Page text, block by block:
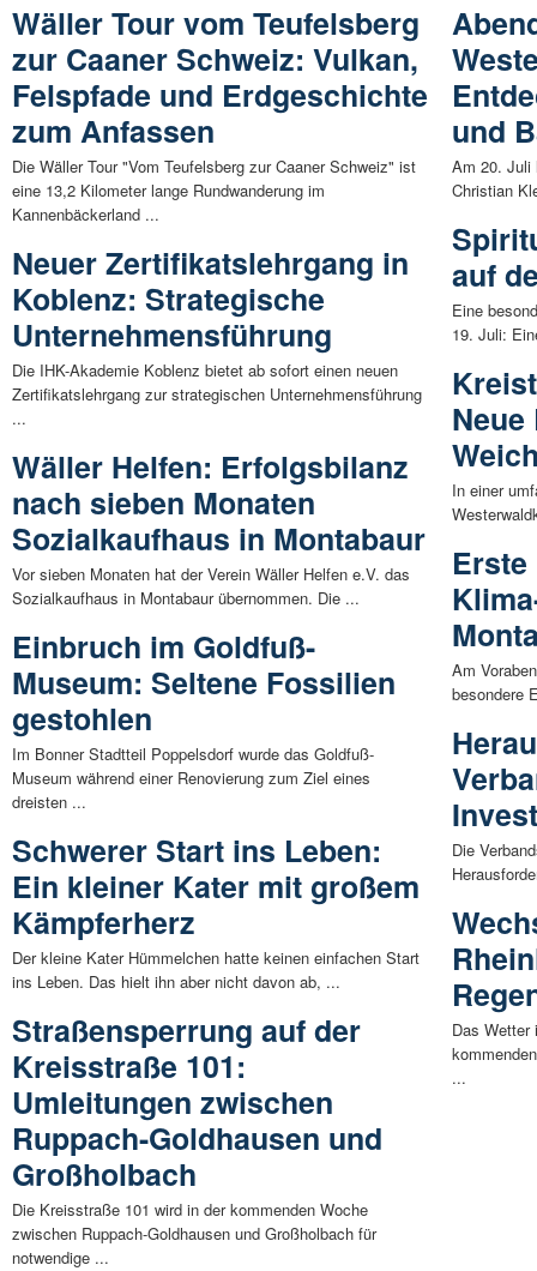
Wäller Tour vom Teufelsberg
zur Caaner Schweiz: Vulkan,
Felspfade und Erdgeschichte
zum Anfassen
Die Wäller Tour "Vom Teufelsberg zur Caaner Schweiz" ist
eine 13,2 Kilometer lange Rundwanderung im
Kannenbäckerland ...
Neuer Zertifikatslehrgang in
Koblenz: Strategische
Unternehmensführung
Die IHK-Akademie Koblenz bietet ab sofort einen neuen
Zertifikatslehrgang zur strategischen Unternehmensführung
...
Wäller Helfen: Erfolgsbilanz
nach sieben Monaten
Sozialkaufhaus in Montabaur
Vor sieben Monaten hat der Verein Wäller Helfen e.V. das
Sozialkaufhaus in Montabaur übernommen. Die ...
Einbruch im Goldfuß-
Museum: Seltene Fossilien
gestohlen
Im Bonner Stadtteil Poppelsdorf wurde das Goldfuß-
Museum während einer Renovierung zum Ziel eines
dreisten ...
Schwerer Start ins Leben:
Ein kleiner Kater mit großem
Kämpferherz
Der kleine Kater Hümmelchen hatte keinen einfachen Start
ins Leben. Das hielt ihn aber nicht davon ab, ...
Straßensperrung auf der
Kreisstraße 101:
Umleitungen zwischen
Ruppach-Goldhausen und
Großholbach
Die Kreisstraße 101 wird in der kommenden Woche
zwischen Ruppach-Goldhausen und Großholbach für
notwendige ...
und
Am 20. Juli
Christian
auf
Eine
19. Juli:
In einer
Am
besondere
Die
Das Wetter
...